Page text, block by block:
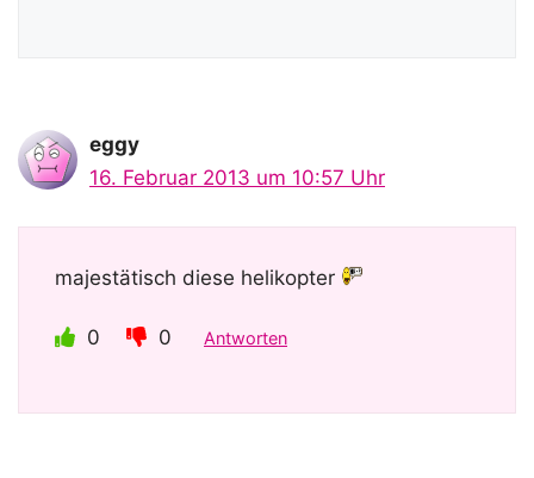
eggy
16. Februar 2013 um 10:57 Uhr
majestätisch diese helikopter
0 0 Antworten